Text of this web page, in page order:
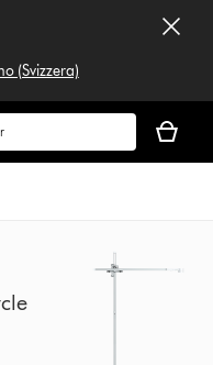
(Svizzera)
panier
est